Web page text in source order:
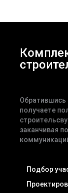
получаете
заканчивая
Подбор